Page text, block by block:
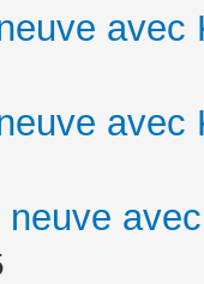
avec
avec